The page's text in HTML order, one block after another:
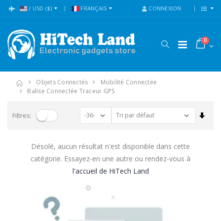
: / USD ($) FRANÇAIS CONNEXION
0
Objets Connectés
Mobilité Connectée
Balise Connectée Traceur GPS
Filtres: Trier
Désolé, aucun résultat n'est disponible dans cette
catégorie. Essayez-en une autre ou rendez-vous à
l'accueil de HiTech Land